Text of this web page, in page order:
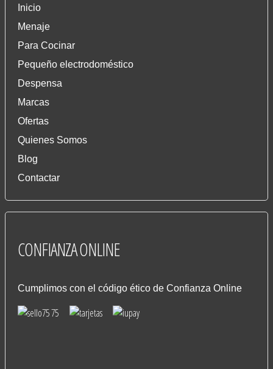
Inicio
Menaje
Para Cocinar
Pequeño electrodoméstico
Despensa
Marcas
Ofertas
Quienes Somos
Blog
Contactar
CONFIANZAONLINE
Cumplimos con el código ético de Confianza Online